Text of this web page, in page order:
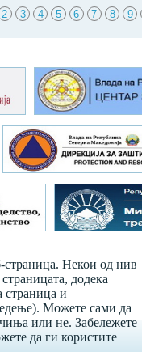
2 3 4 5 6 7 8 9
Некои од нив
додека
страница и
Можете сами да
или не. Забележете
да ги користите